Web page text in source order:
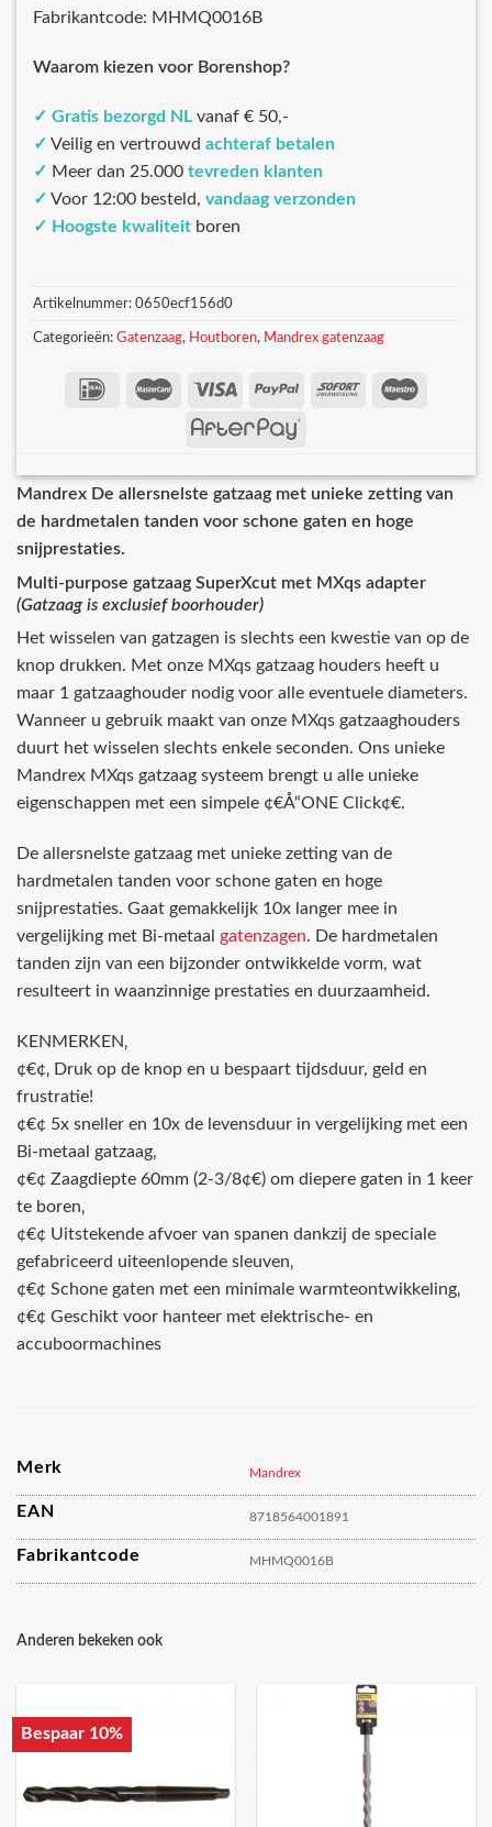
Fabrikantcode: MHMQ0016B
Waarom kiezen voor Borenshop?
✓ Gratis bezorgd NL vanaf € 50,-
✓ Veilig en vertrouwd achteraf betalen
✓ Meer dan 25.000 tevreden klanten
✓ Voor 12:00 besteld, vandaag verzonden
✓ Hoogste kwaliteit boren
Artikelnummer: 0650ecf156d0
Categorieën: Gatenzaag, Houtboren, Mandrex gatenzaag
Mandrex De allersnelste gatzaag met unieke zetting van
de hardmetalen tanden voor schone gaten en hoge
snijprestaties.
Multi-purpose gatzaag SuperXcut met MXqs adapter
(Gatzaag is exclusief boorhouder)
Het wisselen van gatzagen is slechts een kwestie van op de
knop drukken. Met onze MXqs gatzaag houders heeft u
maar 1 gatzaaghouder nodig voor alle eventuele diameters.
Wanneer u gebruik maakt van onze MXqs gatzaaghouders
duurt het wisselen slechts enkele seconden. Ons unieke
Mandrex MXqs gatzaag systeem brengt u alle unieke
eigenschappen met een simpele ¢€Å“ONE Click¢€.
De allersnelste gatzaag met unieke zetting van de
hardmetalen tanden voor schone gaten en hoge
snijprestaties. Gaat gemakkelijk 10x langer mee in
vergelijking met Bi-metaal gatenzagen. De hardmetalen
tanden zijn van een bijzonder ontwikkelde vorm, wat
resulteert in waanzinnige prestaties en duurzaamheid.
KENMERKEN‚
¢€¢‚ Druk op de knop en u bespaart tijdsduur, geld en
frustratie!
¢€¢ 5x sneller en 10x de levensduur in vergelijking met een
Bi-metaal gatzaag‚
¢€¢ Zaagdiepte 60mm (2-3/8¢€) om diepere gaten in 1 keer
te boren‚
¢€¢ Uitstekende afvoer van spanen dankzij de speciale
gefabriceerd uiteenlopende sleuven‚
¢€¢ Schone gaten met een minimale warmteontwikkeling‚
¢€¢ Geschikt voor hanteer met elektrische- en
accuboormachines
Merk Mandrex
EAN 8718564001891
Fabrikantcode MHMQ0016B
Anderen bekeken ook
Bespaar 10%